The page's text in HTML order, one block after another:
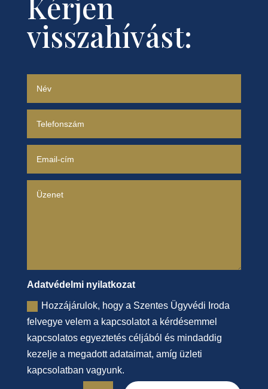
visszahívást:
Adatvédelmi nyilatkozat
Hozzájárulok, hogy a Szentes Ügyvédi Iroda
felvegye velem a kapcsolatot a kérdésemmel
kapcsolatos egyeztetés céljából és mindaddig
kezelje a megadott adataimat, amíg üzleti
kapcsolatban vagyunk.